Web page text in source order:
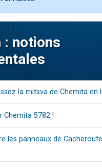
Il reste 49 places pour étudier en
3 personnes viennent de faire un don pour Diane, 80 ans, dans
: notions
la mitsva de Chemita en
Chemita 5782 !
les panneaux de